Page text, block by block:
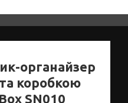
органайзер
коробкою
SN010